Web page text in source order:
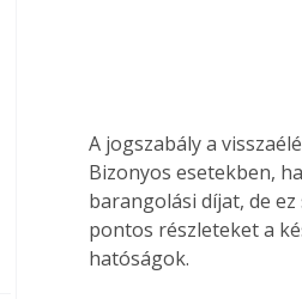
A jogszabály a
Bizonyos esetekben,
barangolási díjat, de
pontos részleteket a
hatóságok.